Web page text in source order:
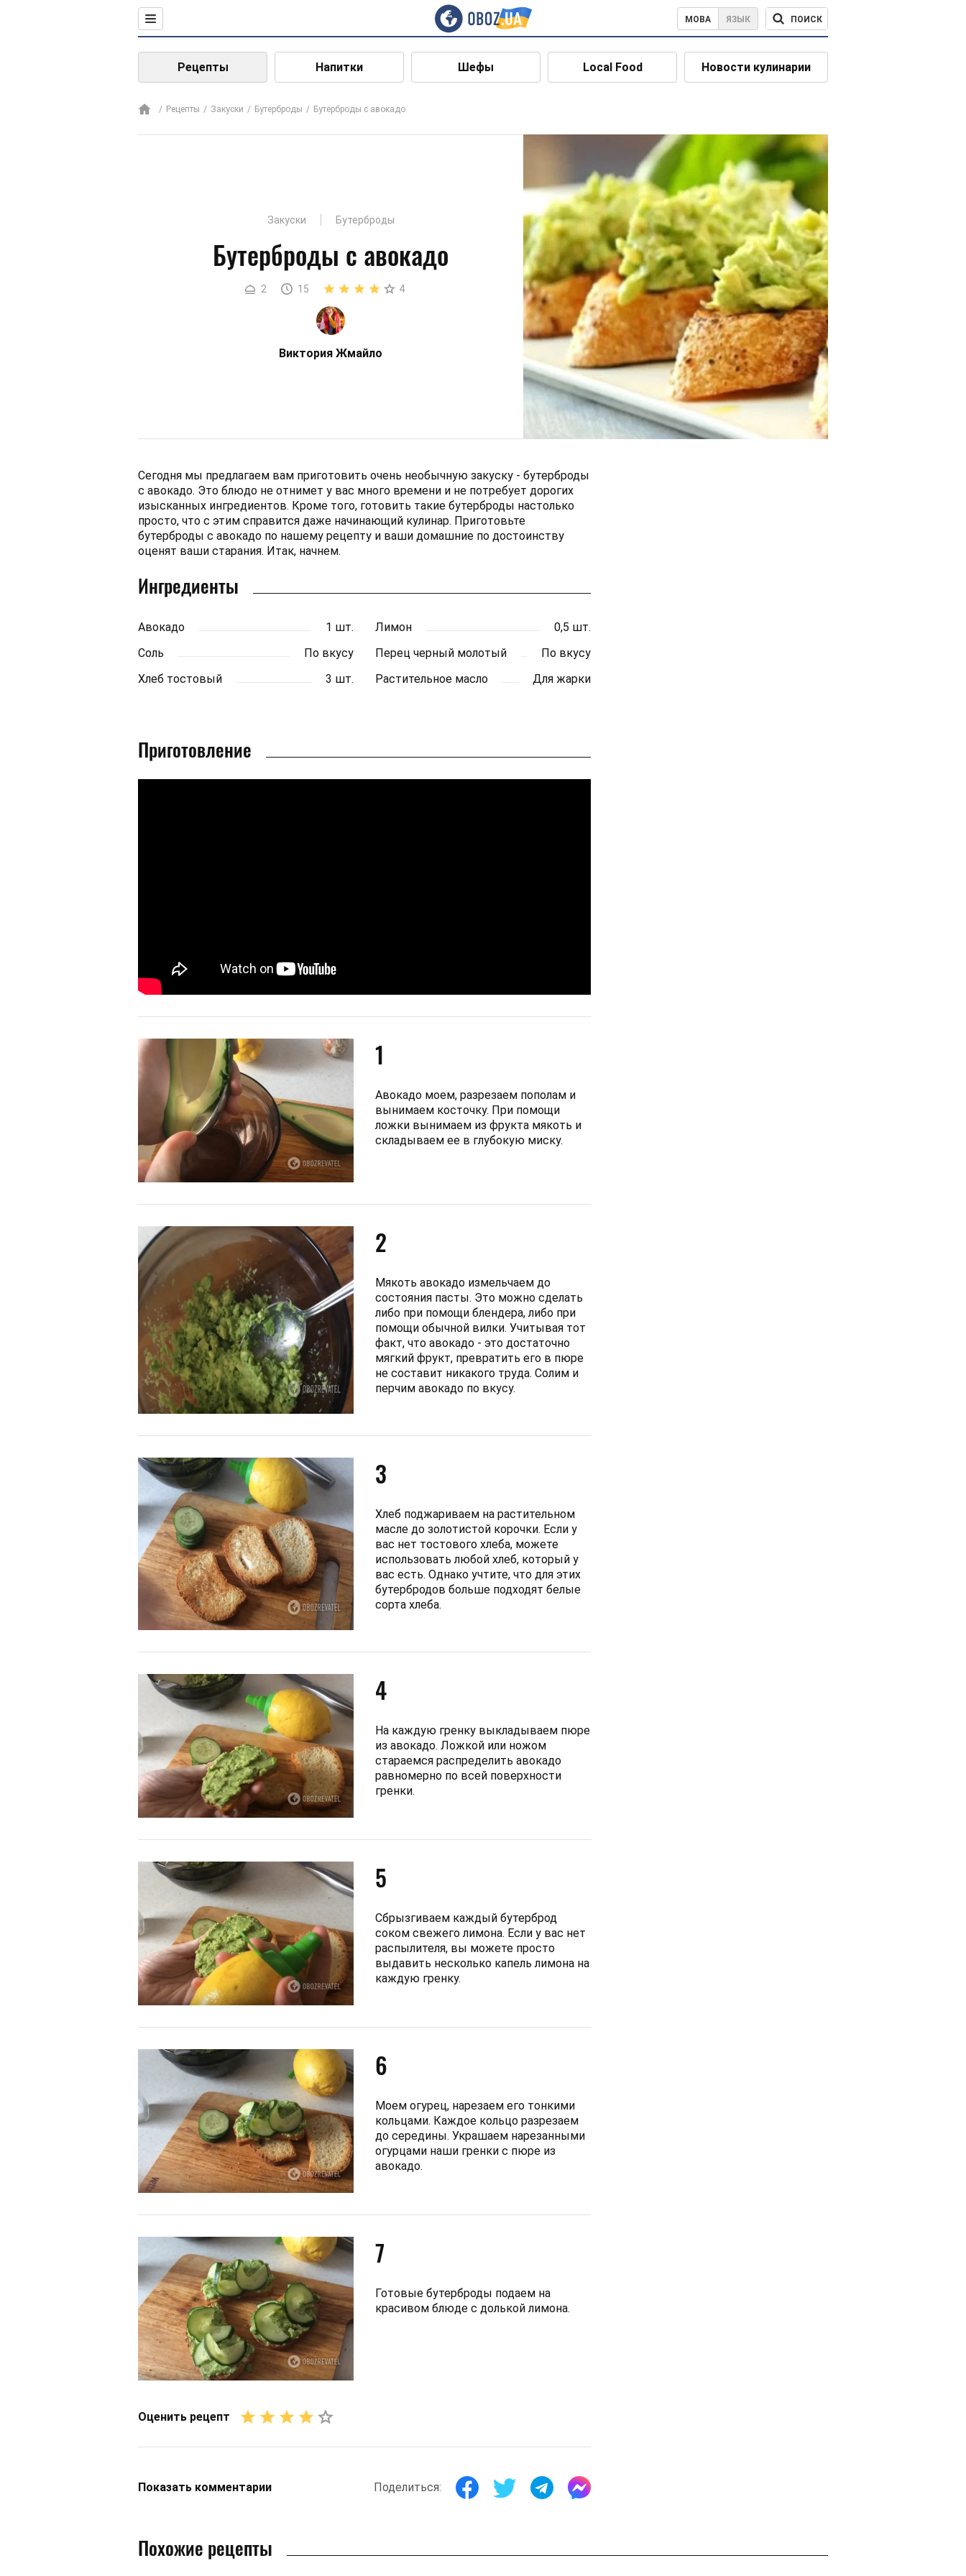
МОВА ЯЗЫК ПОИСК
Рецепты Напитки Шефы Local Food Новости кулинарии
Рецепты Закуски Бутерброды Бутерброды с авокадо
Закуски Бутерброды
Бутерброды с авокадо
2 15 4
Виктория Жмайло
Сегодня мы предлагаем вам приготовить очень необычную закуску - бутерброды
с авокадо. Это блюдо не отнимет у вас много времени и не потребует дорогих
изысканных ингредиентов. Кроме того, готовить такие бутерброды настолько
просто, что с этим справится даже начинающий кулинар. Приготовьте
бутерброды с авокадо по нашему рецепту и ваши домашние по достоинству
оценят ваши старания. Итак, начнем.
Ингредиенты
Авокадо 1 шт. Лимон
0,5 шт.
Соль
По вкусу Перец черный молотый
По вкусу
Хлеб тостовый
3 шт. Растительное масло Для жарки
Приготовление
1
Авокадо моем, разрезаем пополам и
вынимаем косточку. При помощи
ложки вынимаем из фрукта мякоть и
складываем ее в глубокую миску.
2
Мякоть авокадо измельчаем до
состояния пасты. Это можно сделать
либо при помощи блендера, либо при
помощи обычной вилки. Учитывая тот
факт, что авокадо - это достаточно
мягкий фрукт, превратить его в пюре
не составит никакого труда. Солим и
перчим авокадо по вкусу.
3
Хлеб поджариваем на растительном
масле до золотистой корочки. Если у
вас нет тостового хлеба, можете
использовать любой хлеб, который у
вас есть. Однако учтите, что для этих
бутербродов больше подходят белые
сорта хлеба.
4
На каждую гренку выкладываем пюре
из авокадо. Ложкой или ножом
стараемся распределить авокадо
равномерно по всей поверхности
гренки.
5
Сбрызгиваем каждый бутерброд
соком свежего лимона. Если у вас нет
распылителя, вы можете просто
выдавить несколько капель лимона на
каждую гренку.
6
Моем огурец, нарезаем его тонкими
кольцами. Каждое кольцо разрезаем
до середины. Украшаем нарезанными
огурцами наши гренки с пюре из
авокадо.
7
Готовые бутерброды подаем на
красивом блюде с долькой лимона.
Оценить рецепт
Показать комментарии Поделиться:
Похожие рецепты